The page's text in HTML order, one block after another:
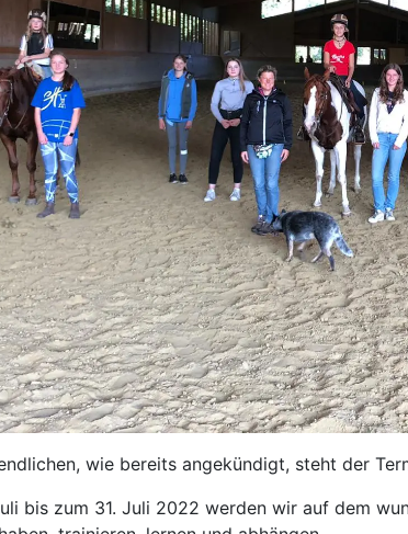
wie bereits angekündigt, steht der
bis zum 31. Juli 2022 werden wir auf dem